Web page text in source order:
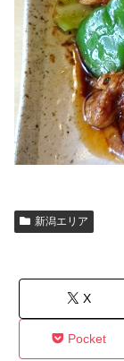
新潟エリア
X
Pocket